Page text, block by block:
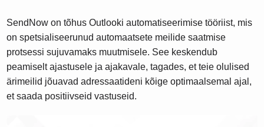
SendNow on tõhus Outlooki automatiseerimise tööriist, mis
on spetsialiseerunud automaatsete meilide saatmise
protsessi sujuvamaks muutmisele. See keskendub
peamiselt ajastusele ja ajakavale, tagades, et teie olulised
ärimeilid jõuavad adressaatideni kõige optimaalsemal ajal,
et saada positiivseid vastuseid.